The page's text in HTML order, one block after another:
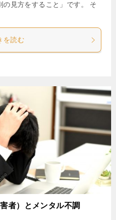
の見方をすること」です。 そ
を読む
者）とメンタル不調